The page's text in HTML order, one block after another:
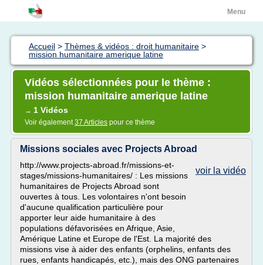
Menu
Accueil > Thèmes & vidéos : droit humanitaire >
mission humanitaire amerique latine
Vidéos sélectionnées pour le thème :
mission humanitaire amerique latine
→ 1 Vidéos
Voir également37 Articles pour ce thème
Missions sociales avec Projects Abroad
voir la vidéo
http://www.projects-abroad.fr/missions-et-
stages/missions-humanitaires/ : Les missions
humanitaires de Projects Abroad sont
ouvertes à tous. Les volontaires n'ont besoin
d'aucune qualification particulière pour
apporter leur aide humanitaire à des
populations défavorisées en Afrique, Asie,
Amérique Latine et Europe de l'Est. La majorité des
missions vise à aider des enfants (orphelins, enfants des
rues, enfants handicapés, etc.), mais des ONG partenaires